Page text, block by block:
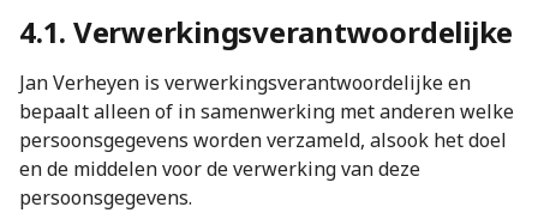
4.1. Verwerkingsverantwoordelijke
Jan Verheyen is verwerkingsverantwoordelijke en
bepaalt alleen of in samenwerking met anderen welke
persoonsgegevens worden verzameld, alsook het doel
en de middelen voor de verwerking van deze
persoonsgegevens.